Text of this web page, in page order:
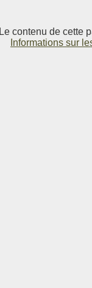
Le contenu de cette
Informations sur